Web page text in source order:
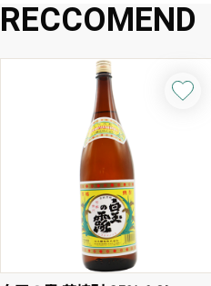
RECCOMEND